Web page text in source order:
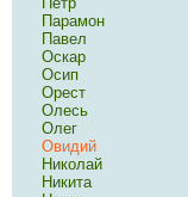
Парамон
Павел
Оскар
Осип
Орест
Олесь
Олег
Овидий
Николай
Никита